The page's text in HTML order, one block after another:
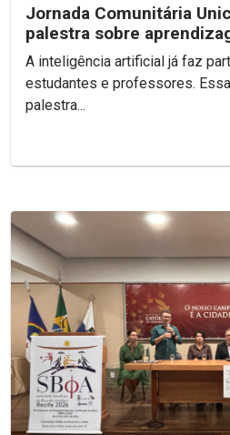
Jornada Comunitária
palestra sobre
A inteligência artificial já faz
estudantes e professores.
palestra...